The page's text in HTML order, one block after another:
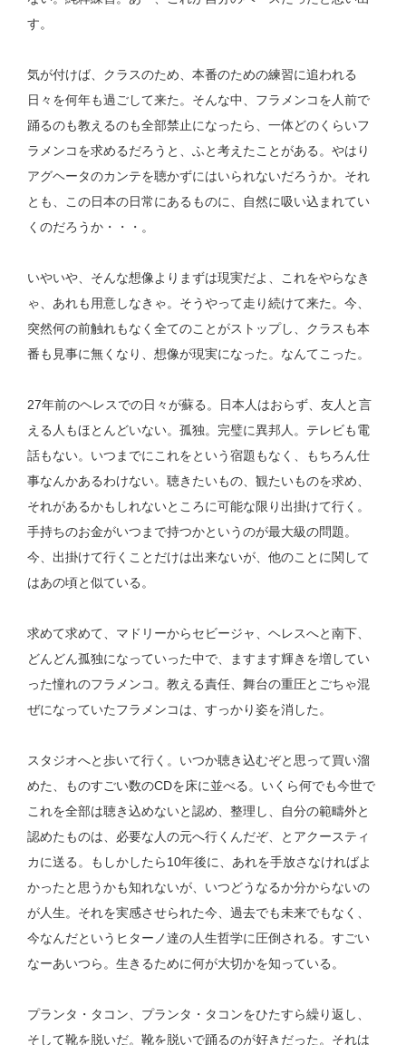
す。
気が付けば、クラスのため、本番のための練習に追われる
日々を何年も過ごして来た。そんな中、フラメンコを人前で
踊るのも教えるのも全部禁止になったら、一体どのくらいフ
ラメンコを求めるだろうと、ふと考えたことがある。やはり
アグヘータのカンテを聴かずにはいられないだろうか。それ
とも、この日本の日常にあるものに、自然に吸い込まれてい
くのだろうか・・・。
いやいや、そんな想像よりまずは現実だよ、これをやらなき
ゃ、あれも用意しなきゃ。そうやって走り続けて来た。今、
突然何の前触れもなく全てのことがストップし、クラスも本
番も見事に無くなり、想像が現実になった。なんてこった。
27年前のヘレスでの日々が蘇る。日本人はおらず、友人と言
える人もほとんどいない。孤独。完璧に異邦人。テレビも電
話もない。いつまでにこれをという宿題もなく、もちろん仕
事なんかあるわけない。聴きたいもの、観たいものを求め、
それがあるかもしれないところに可能な限り出掛けて行く。
手持ちのお金がいつまで持つかというのが最大級の問題。
今、出掛けて行くことだけは出来ないが、他のことに関して
はあの頃と似ている。
求めて求めて、マドリーからセビージャ、ヘレスへと南下、
どんどん孤独になっていった中で、ますます輝きを増してい
った憧れのフラメンコ。教える責任、舞台の重圧とごちゃ混
ぜになっていたフラメンコは、すっかり姿を消した。
スタジオへと歩いて行く。いつか聴き込むぞと思って買い溜
めた、ものすごい数のCDを床に並べる。いくら何でも今世で
これを全部は聴き込めないと認め、整理し、自分の範疇外と
認めたものは、必要な人の元へ行くんだぞ、とアクースティ
カに送る。もしかしたら10年後に、あれを手放さなければよ
かったと思うかも知れないが、いつどうなるか分からないの
が人生。それを実感させられた今、過去でも未来でもなく、
今なんだというヒターノ達の人生哲学に圧倒される。すごい
なーあいつら。生きるために何が大切かを知っている。
プランタ・タコン、プランタ・タコンをひたすら繰り返し、
そして靴を脱いだ。靴を脱いで踊るのが好きだった。それは